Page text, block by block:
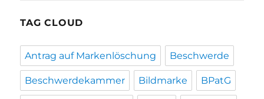
TAG CLOUD
Antrag auf Markenlöschung Beschwerde
Beschwerdekammer Bildmarke BPatG